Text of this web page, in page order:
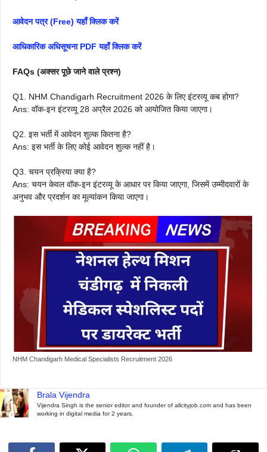
आवेदन पत्र (Free) यहाँ क्लिक करें
आधिकारिक अधिसूचना PDF यहाँ क्लिक करें
FAQs (अक्सर पूछे जाने वाले प्रश्न)
Q1. NHM Chandigarh Recruitment 2026 के लिए इंटरव्यू कब होगा?
Ans: वॉक-इन इंटरव्यू 28 अप्रैल 2026 को आयोजित किया जाएगा।
Q2. इस भर्ती में आवेदन शुल्क कितना है?
Ans: इस भर्ती के लिए कोई आवेदन शुल्क नहीं है।
Q3. चयन प्रक्रिया क्या है?
Ans: चयन केवल वॉक-इन इंटरव्यू के आधार पर किया जाएगा, जिसमें उम्मीदवारों के
अनुभव और प्रदर्शन का मूल्यांकन किया जाएगा।
NHM Chandigarh Medical Specialists Recruitment 2026
Brala Vijendra
Vijendra Singh is the senior editor and founder of allcityjob.com and has been
working in digital media for 2 years.